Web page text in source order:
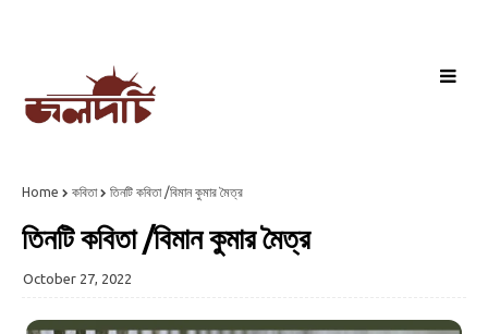
Home কবিতা তিনটি কবিতা /বিমান কুমার মৈত্র
তিনটি কবিতা /বিমান কুমার মৈত্র
October 27, 2022